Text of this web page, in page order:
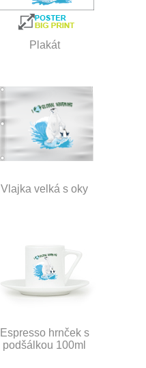
Plakát
Vlajka velká s oky
Espresso hrnček s
podšálkou 100ml